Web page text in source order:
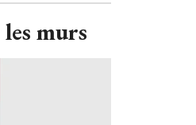
murs